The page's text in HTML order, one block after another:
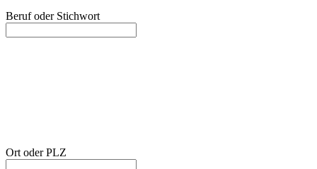
Beruf oder Stichwort
Ort oder PLZ